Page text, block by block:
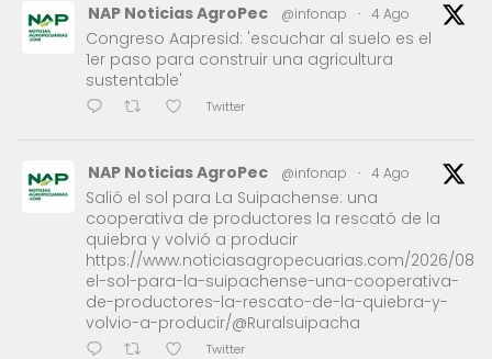
NAP Noticias AgroPec @infonap · 4 Ago
Congreso Aapresid: 'escuchar al suelo es el
1er paso para construir una agricultura
sustentable'
Twitter
NAP Noticias AgroPec @infonap · 4 Ago
Salió el sol para La Suipachense: una
cooperativa de productores la rescató de la
quiebra y volvió a producir
https://www.noticiasagropecuarias.com/2026/08/
el-sol-para-la-suipachense-una-cooperativa-
de-productores-la-rescato-de-la-quiebra-y-
volvio-a-producir/@Ruralsuipacha
Twitter